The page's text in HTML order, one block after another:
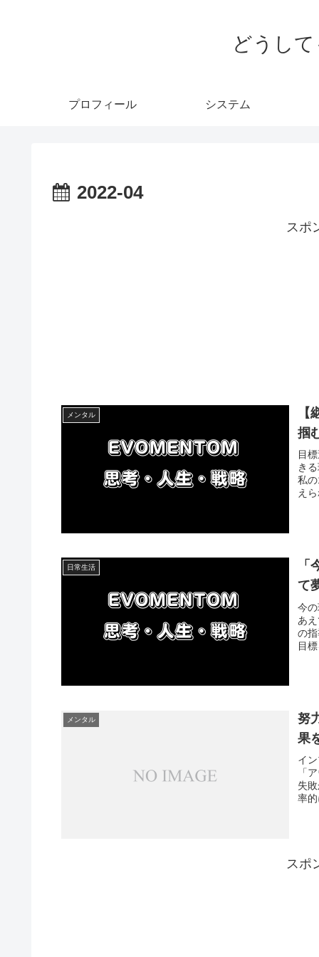
どうし
プロフィール システム
2022-04
スポ
メンタル
掴
目
き
私
え
日常生活
て
今
あ
の
目
メンタル
努
果
イ
「
失
率
スポ